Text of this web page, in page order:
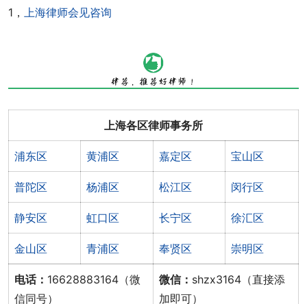
1， 上海律师会见咨询
上海各区律师事务所
浦东区 黄浦区 嘉定区 宝山区
普陀区 杨浦区 松江区 闵行区
静安区 虹口区 长宁区 徐汇区
金山区 青浦区 奉贤区 崇明区
电话： 16628883164（微
信同号）
微信： shzx3164（直接添
加即可）